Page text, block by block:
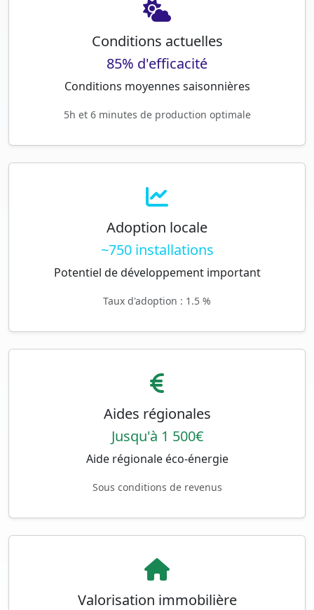
Conditions actuelles
85% d'efficacité
Conditions moyennes saisonnières
5h et 6 minutes de production optimale
Adoption locale
~750 installations
Potentiel de développement important
Taux d'adoption : 1.5 %
Aides régionales
Jusqu'à 1 500€
Aide régionale éco-énergie
Sous conditions de revenus
Valorisation immobilière